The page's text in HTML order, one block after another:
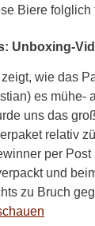
Biere folglich
Unboxing-
zeigt, wie das
es mühe-
uns das
relativ
per
und
zu Bruch